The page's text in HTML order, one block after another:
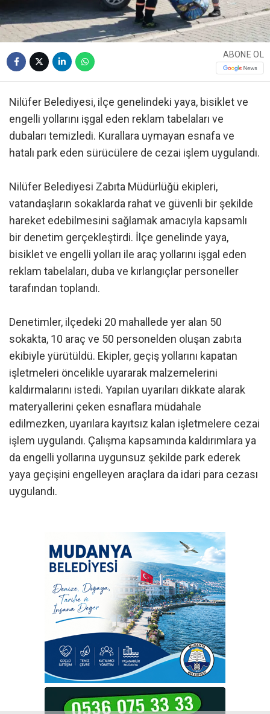
ABONE OL
Nilüfer Belediyesi, ilçe genelindeki yaya, bisiklet ve
engelli yollarını işgal eden reklam tabelaları ve
dubaları temizledi. Kurallara uymayan esnafa ve
hatalı park eden sürücülere de cezai işlem uygulandı.
Nilüfer Belediyesi Zabıta Müdürlüğü ekipleri,
vatandaşların sokaklarda rahat ve güvenli bir şekilde
hareket edebilmesini sağlamak amacıyla kapsamlı
bir denetim gerçekleştirdi. İlçe genelinde yaya,
bisiklet ve engelli yolları ile araç yollarını işgal eden
reklam tabelaları, duba ve kırlangıçlar personeller
tarafından toplandı.
Denetimler, ilçedeki 20 mahallede yer alan 50
sokakta, 10 araç ve 50 personelden oluşan zabıta
ekibiyle yürütüldü. Ekipler, geçiş yollarını kapatan
işletmeleri öncelikle uyararak malzemelerini
kaldırmalarını istedi. Yapılan uyarıları dikkate alarak
materyallerini çeken esnaflara müdahale
edilmezken, uyarılara kayıtsız kalan işletmelere cezai
işlem uygulandı. Çalışma kapsamında kaldırımlara ya
da engelli yollarına uygunsuz şekilde park ederek
yaya geçişini engelleyen araçlara da idari para cezası
uygulandı.